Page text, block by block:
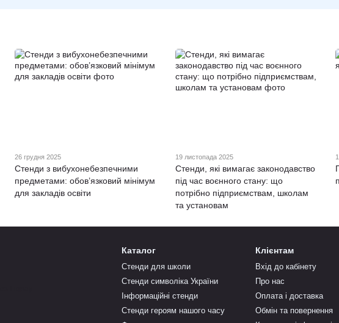
26 грудня 2025
Стенди з вибухонебезпечними
предметами: обов’язковий мінімум
для закладів освіти
19 листопада 2025
Стенди, які вимагає законодавство
під час воєнного стану: що
потрібно підприємствам, школам
та установам
Каталог
Стенди для школи
Стенди символіка України
Інформаційні стенди
Стенди героям нашого часу
Клієнтам
Вхід до кабінету
Про нас
Оплата і доставка
Обмін та повернення